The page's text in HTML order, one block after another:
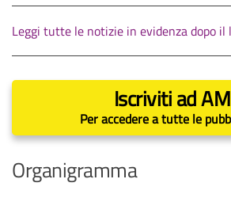
Leggi tutte le notizie in evidenza dopo il
Iscriviti ad
Per accedere a tutte le
Organigramma